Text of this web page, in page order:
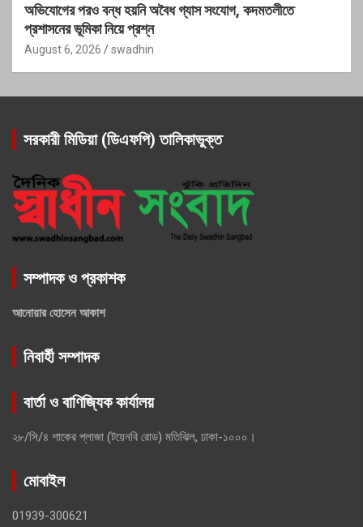
অভিযোগের পরও বন্ধ হয়নি অবৈধ গ্যাস সংযোগ, কদমতলীতে
প্রশাসনের ভূমিকা নিয়ে প্রশ্ন
August 6, 2026 swadhin
সরকারী মিডিয়া (ডিএফপি) তালিকাভুক্ত
সম্পাদক ও প্রকাশক
আনোয়ার হোসেন আকাশ
নিবার্হী সম্পাদক
বার্তা ও বাণিজ্যিক কার্যালয়
২৮/সি/৪ শাকের প্লাজা (টয়েনবি রোড) মতিঝিল, ঢাকা-১০০০।
মোবাইল
01939-300621